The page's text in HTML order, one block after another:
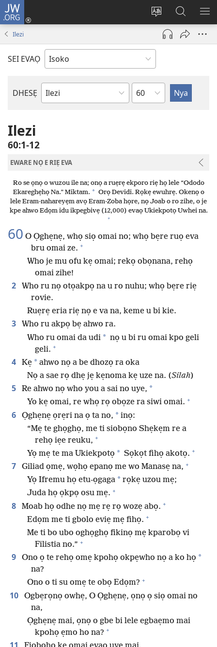
JW.ORG
Nwene
ẹvẹrẹ
Ro
Eva
(opens
window)
Gwọlọ
JW.ORG
Ilezi
SEI EVAỌ
DHESẸ
Ebe
Uzou
Ilezi
60:1-12
EWARE NỌ E RIẸ EVA
Ro se ọnọ o wuzou ile na; onọ a ruẹrẹ ekporo riẹ họ lele “Ododo
Ekareghẹhọ Na.” Miktam. * Orọ Devidi. Rọkẹ ewuhrẹ. Okenọ o
lele Eram-nahareyẹm avọ Eram-Zoba họre, nọ Joab o ro zihe, o je
kpe ahwo Edọm idu ikpegbivẹ (12,000) evaọ Ukiekpotọ Uwhei na.
+
60 O Ọghẹnẹ, whọ siọ omai no; whọ bẹre ruọ eva
bru omai ze. +
Who je mu ofu kẹ omai; rekọ obọnana, rehọ
omai zihe!
2
Who ru nọ otọakpọ na u ro nuhu; whọ bẹre riẹ
rovie.
Ruẹrẹ eria riẹ nọ e va na, keme u bi kie.
3
Who ru akpọ bẹ ahwo ra.
Who ru omai da udi * nọ u bi ru omai kpo geli
geli. +
4 Kẹ * ahwo nọ a be dhozọ ra oka
Nọ a sae rọ dhẹ jẹ kẹnoma kẹ uze na. (Silah)
5 Re ahwo nọ who you a sai no uye, *
Yo kẹ omai, re whọ rọ obọze ra siwi omai. +
6 Ọghẹnẹ ọrẹri na ọ ta no, * inọ:
“Mẹ te ghọghọ, me ti siobọno Shẹkẹm re a
rehọ iẹe reuku, +
Yọ mẹ te ma Ukiekpotọ * Sọkọt fihọ akotọ. +
7 Giliad ọmẹ, wọhọ epanọ me wo Manasẹ na, +
Yọ Ifremu họ etu-ọgaga * rọkẹ uzou mẹ;
Juda họ ọkpọ osu mẹ. +
8 Moab họ odhe nọ mẹ rẹ rọ wozẹ abọ. +
Edọm me ti gbolo eviẹ mẹ fihọ. +
Me ti bo ubo oghọghọ fikinọ mẹ kparobọ vi
Filistia no.” +
9 Ono ọ te rehọ omẹ kpohọ okpẹwho nọ a ko họ *
na?
Ono o ti su omẹ te obọ Edọm? +
10
Ogbẹrọnọ owhẹ, O Ọghẹnẹ, ọnọ ọ siọ omai no
na,
Ọghẹnẹ mai, ọnọ o gbe bi lele egbaẹmo mai
kpohọ ẹmo ho na? +